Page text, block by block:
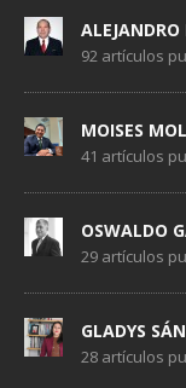
92 artículos
MOISES
41 artículos
OSWALDO
29 artículos
GLADYS
28 artículos